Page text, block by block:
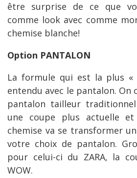
être surprise de ce que
comme look avec comme
chemise blanche!
Option PANTALON
La formule qui est la plus
entendu avec le pantalon. On
pantalon tailleur
une coupe plus actuelle et
chemise va se transformer
votre choix de pantalon.
pour celui-ci du ZARA, la
WOW.